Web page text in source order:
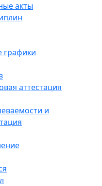
акты
графики
аттестация
и